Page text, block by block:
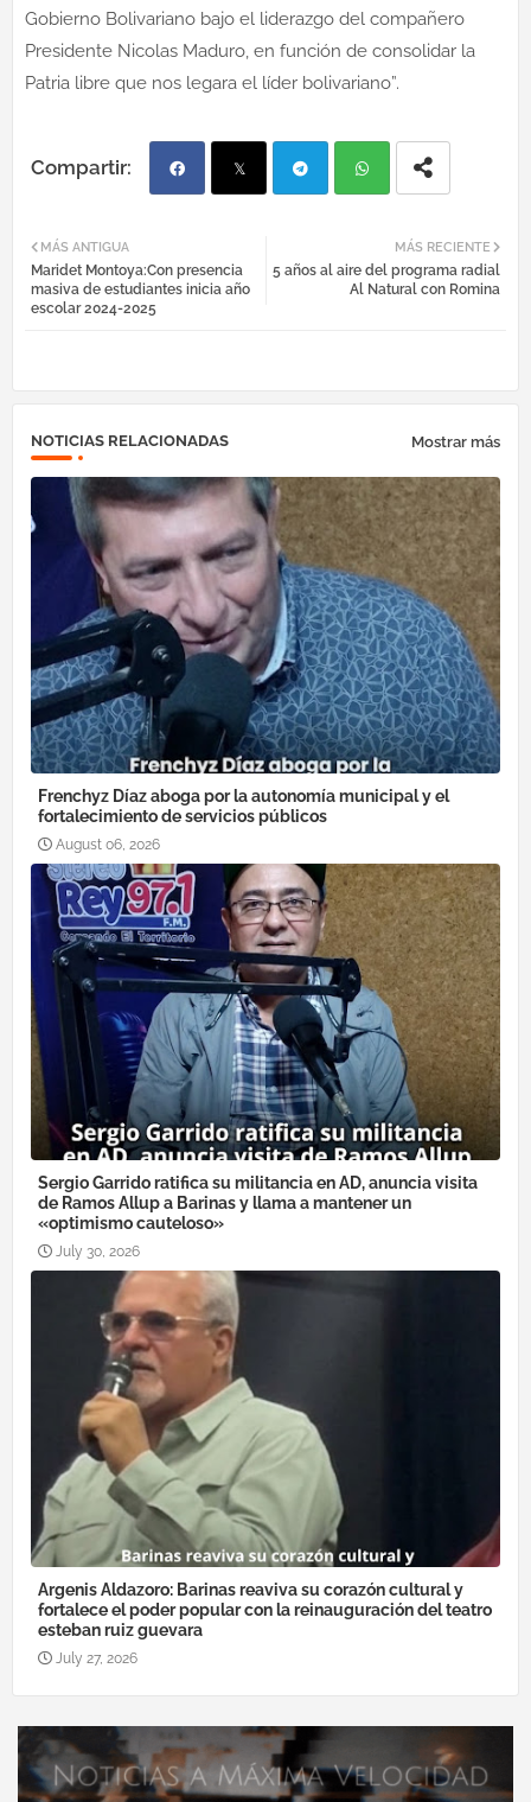
Gobierno Bolivariano bajo el liderazgo del compañero
Presidente Nicolas Maduro, en función de consolidar la
Patria libre que nos legara el líder bolivariano”.
ebo tter egr atsa
MÁS RECIENTE
5 años al aire del programa radial
Al Natural con Romina
MÁS ANTIGUA
Maridet Montoya:Con presencia
masiva de estudiantes inicia año
escolar 2024-2025
NOTICIAS RELACIONADAS Mostrar más
Frenchyz Díaz aboga por la autonomía municipal y el
fortalecimiento de servicios públicos
August 06, 2026
Sergio Garrido ratifica su militancia en AD, anuncia visita
de Ramos Allup a Barinas y llama a mantener un
«optimismo cauteloso»
July 30, 2026
Argenis Aldazoro: Barinas reaviva su corazón cultural y
fortalece el poder popular con la reinauguración del teatro
esteban ruiz guevara
July 27, 2026